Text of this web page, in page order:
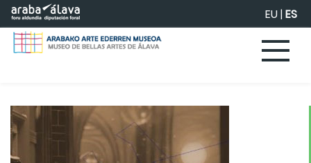
Saltar al contenido principal EU|ES